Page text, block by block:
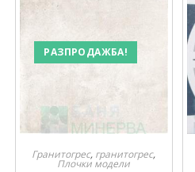
РАЗПРОДАЖБА!
Гранитогрес, гранитогрес,
Плочки модели